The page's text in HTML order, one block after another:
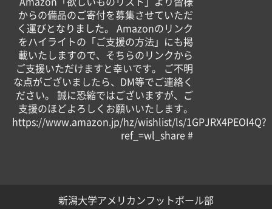
Amazon「欲しいものリスト」より皆様
からの備品のご寄付を募集させていただ
く運びとなりました。 Amazonのリンク
をハイライトの「ご支援の方法」にも掲
載いたしますので、そちらのリンクから
ご支援いただけますと幸いです。 ご不明
な点がございましたら、DM等でご連絡く
ださい。 誠に恐縮ではございますが、ご
支援のほどよろしくお願いいたします。
https://www.amazon.jp/hz/wishlist/ls/1GPJRX4PEOI4Q?
ref_=wl_share #
新潟大学アメリカンフットボール部